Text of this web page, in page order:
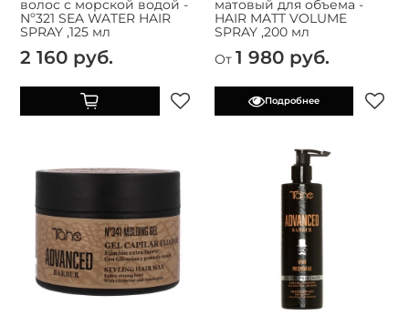
волос с морской водой -
Nº321 SEA WATER HAIR
SPRAY ,125 мл
2 160 руб.
матовый для объема -
HAIR MATT VOLUME
SPRAY ,200 мл
От 1 980 руб.
Подробнее